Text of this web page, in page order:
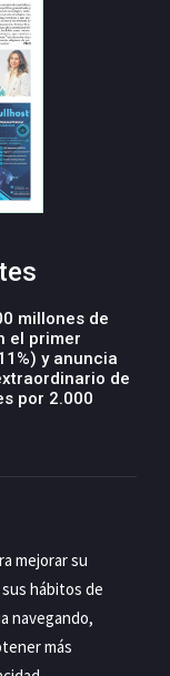
millones de
el primer
y anuncia
de
por 2.000
global
en siete
mejorar su
hábitos de
navegando,
más